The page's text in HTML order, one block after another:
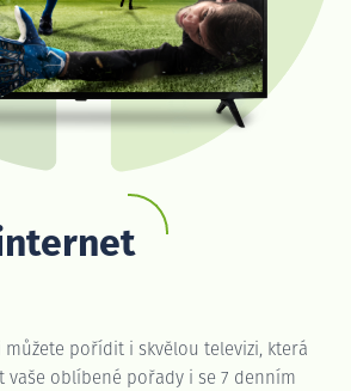
můžete pořídit i skvělou televizi, která
vaše oblíbené pořady i se 7 denním